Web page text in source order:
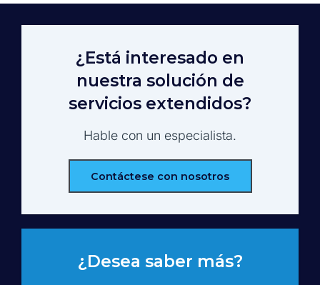
¿Está interesado en
nuestra solución de
servicios extendidos?
Hable con un especialista.
Contáctese con nosotros
¿Desea saber más?